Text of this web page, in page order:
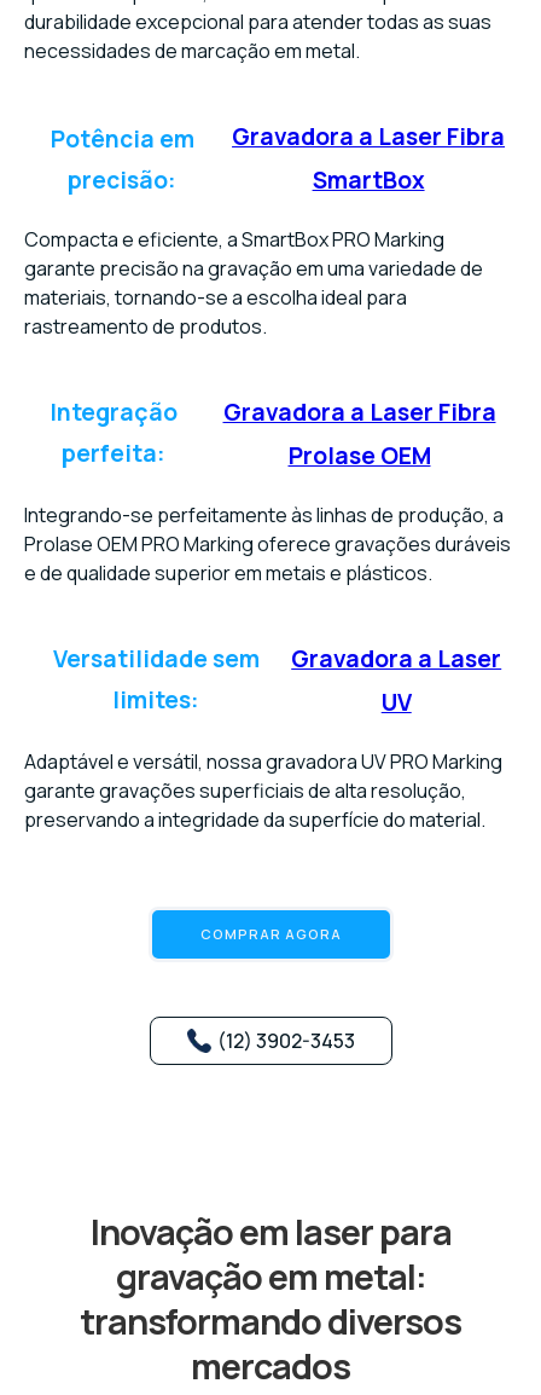
durabilidade excepcional para atender todas as suas
necessidades de marcação em metal.
Potência em
precisão:
Gravadora a Laser Fibra
SmartBox
Compacta e eficiente, a SmartBox PRO Marking
garante precisão na gravação em uma variedade de
materiais, tornando-se a escolha ideal para
rastreamento de produtos.
Integração
perfeita:
Gravadora a Laser Fibra
Prolase OEM
Integrando-se perfeitamente às linhas de produção, a
Prolase OEM PRO Marking oferece gravações duráveis
e de qualidade superior em metais e plásticos.
Versatilidade sem
limites:
Gravadora a Laser
UV
Adaptável e versátil, nossa gravadora UV PRO Marking
garante gravações superficiais de alta resolução,
preservando a integridade da superfície do material.
COMPRAR AGORA
(12) 3902-3453
Inovação em laser para
gravação em metal:
transformando diversos
mercados